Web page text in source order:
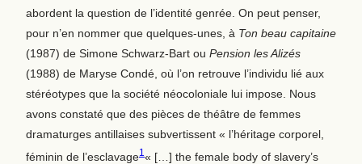
abordent la question de l’identité genrée. On peut penser,
pour n’en nommer que quelques-unes, à Ton beau capitaine
(1987) de Simone Schwarz-Bart ou Pension les Alizés
(1988) de Maryse Condé, où l’on retrouve l’individu lié aux
stéréotypes que la société néocoloniale lui impose. Nous
avons constaté que des pièces de théâtre de femmes
dramaturges antillaises subvertissent « l’héritage corporel,
féminin de l’esclavage1« […] the female body of slavery’s